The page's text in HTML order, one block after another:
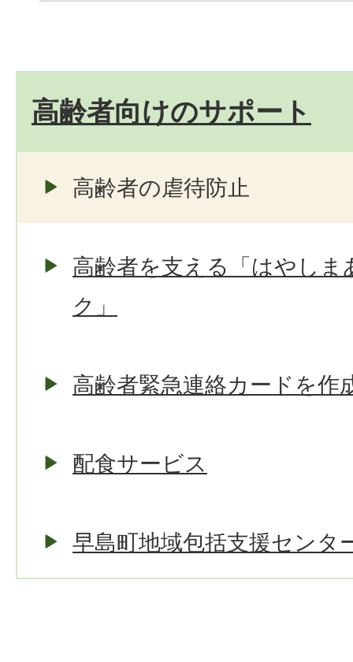
高齢者向けのサポート
高齢者の虐待防止
高齢者を支える「はやし
ク」
高齢者緊急連絡カードを作
配食サービス
早島町地域包括支援センタ